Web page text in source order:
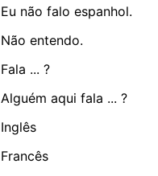
Eu não falo espanhol.
Não entendo.
Fala ... ?
Alguém aqui fala ... ?
Inglês
Francês